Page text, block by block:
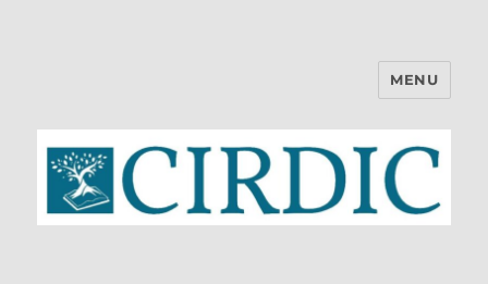
MENU